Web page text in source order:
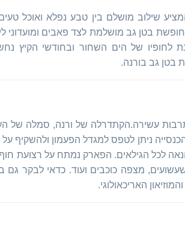
שילוב מושלם בין טבע נפלא ואוכל
בטן גב מושלמת לצד פאבים ומועדוני
לחופיו של הים השחור ובחודשי הקיץ
בטן גב בורנה.
עשירה.הקתדרלה של ורנה, סמלה של
ניתן לטפס למגדל הפעמון ולהשקיף
הים, 8 ק"מ של כיף והנאה לכל הגילאים. הפארק נמתח על
שעשועים, מצפה כוכבים ועוד. כדאי לבקר גם
האריכאולוגי.